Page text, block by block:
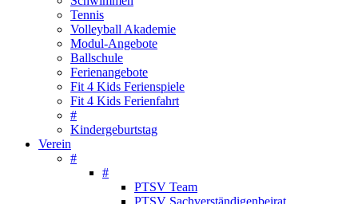
Tennis
Volleyball Akademie
Modul-Angebote
Ballschule
Ferienangebote
Fit 4 Kids Ferienspiele
Fit 4 Kids Ferienfahrt
#
Kindergeburtstag
Verein
#
#
PTSV Team
PTSV Sachverständigenbeirat